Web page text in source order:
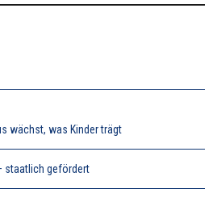
wächst, was Kinder trägt
staatlich gefördert